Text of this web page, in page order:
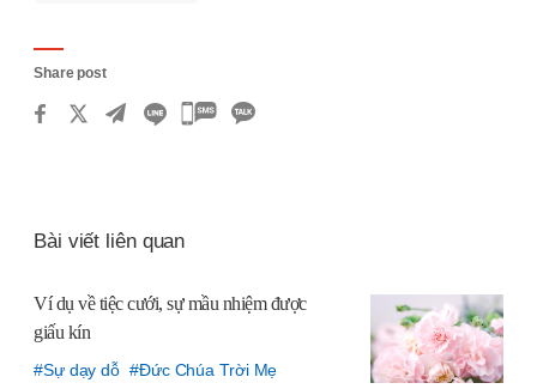
Share post
카
하
Bài viết liên quan
Ví dụ về tiệc cưới, sự mầu nhiệm được
giấu kín
Sự dạy dỗ Đức Chúa Trời Mẹ